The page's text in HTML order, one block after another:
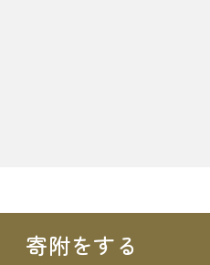
寄附をする